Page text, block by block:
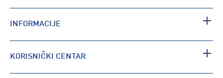
INFORMACIJE
KORISNIČKI CENTAR